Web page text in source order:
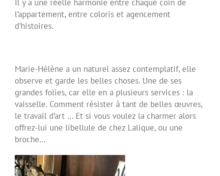
Il y a une réelle harmonie entre chaque coin de
l’appartement, entre coloris et agencement
d’histoires.
Marie-Hélène a un naturel assez contemplatif, elle
observe et garde les belles choses. Une de ses
grandes folies, car elle en a plusieurs services : la
vaisselle. Comment résister à tant de belles œuvres,
le travail d’art … Et si vous voulez la charmer alors
offrez-lui une libellule de chez Lalique, ou une
broche…